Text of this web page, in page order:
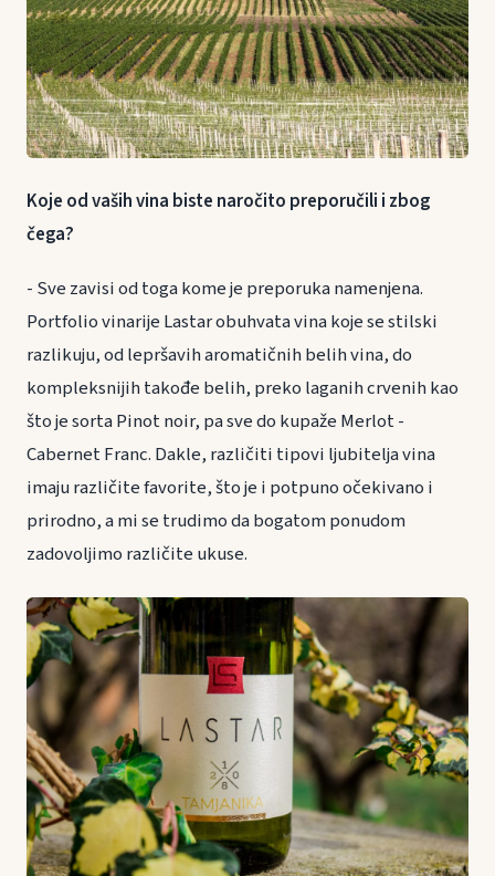
Koje od vaših vina biste naročito preporučili i zbog
čega?
- Sve zavisi od toga kome je preporuka namenjena.
Portfolio vinarije Lastar obuhvata vina koje se stilski
razlikuju, od lepršavih aromatičnih belih vina, do
kompleksnijih takođe belih, preko laganih crvenih kao
što je sorta Pinot noir, pa sve do kupaže Merlot -
Cabernet Franc. Dakle, različiti tipovi ljubitelja vina
imaju različite favorite, što je i potpuno očekivano i
prirodno, a mi se trudimo da bogatom ponudom
zadovoljimo različite ukuse.